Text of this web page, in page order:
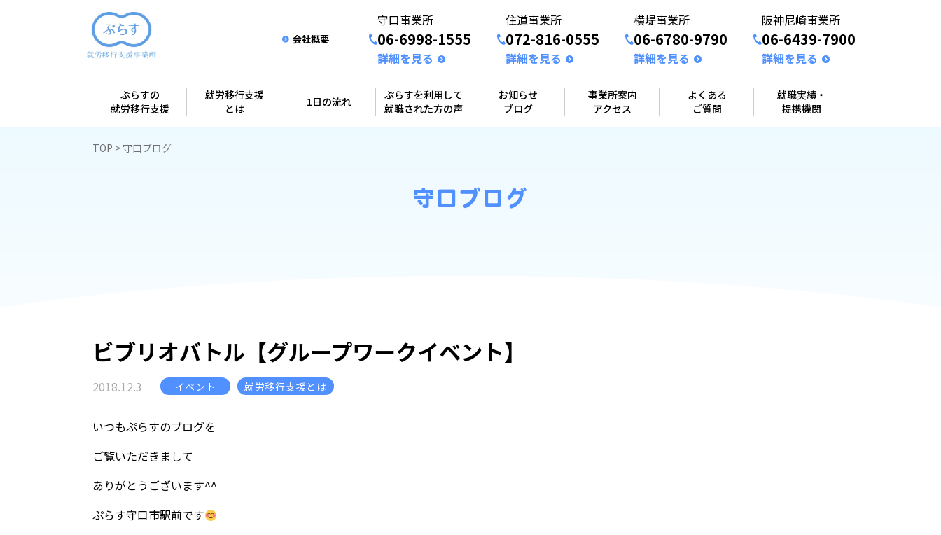
会社概要
守口事業所
06-6998-1555
詳細を見る
住道事業所
072-816-0555
詳細を見る
横堤事業所
06-6780-9790
詳細を見る
阪神尼崎事業所
06-6439-7900
詳細を見る
ぷらすの
就労移行支援
就労移行支援
とは
1日の流れ
ぷらすを利用して
就職された方の声
お知らせ
ブログ
事業所案内
アクセス
よくある
ご質問
就職実績・
提携機関
TOP 守口ブログ
守口ブログ
ビブリオバトル【グループワークイベント】
2018.12.3 イベント 就労移行支援とは
いつもぷらすのブログを
ご覧いただきまして
ありがとうございます^^
ぷらす守口市駅前です